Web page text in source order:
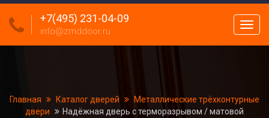
меню
+7(495) 231-04-09
info@zmddoor.ru
Главная Каталог дверей
Металлические трёхконтурные
двери
Надёжная дверь с терморазрывом / матовой